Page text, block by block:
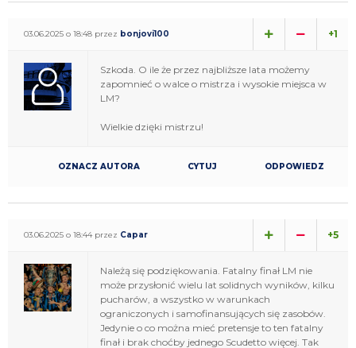
03.06.2025 o 18:48 przez bonjovi100 +1
Szkoda. O ile że przez najbliższe lata możemy
zapomnieć o walce o mistrza i wysokie miejsca w
LM?
Wielkie dzięki mistrzu!
OZNACZ AUTORA CYTUJ ODPOWIEDZ
03.06.2025 o 18:44 przez Capar +5
Należą się podziękowania. Fatalny finał LM nie
może przysłonić wielu lat solidnych wyników, kilku
pucharów, a wszystko w warunkach
ograniczonych i samofinansujących się zasobów.
Jedynie o co można mieć pretensje to ten fatalny
finał i brak choćby jednego Scudetto więcej. Tak